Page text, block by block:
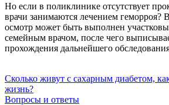
Но если в поликлинике отсутствует
врачи занимаются лечением геморроя?
осмотр может быть выполнен
семейным врачом, после чего
прохождения дальнейшего
Сколько живут с сахарным диабетом,
жизнь?
Вопросы и ответы